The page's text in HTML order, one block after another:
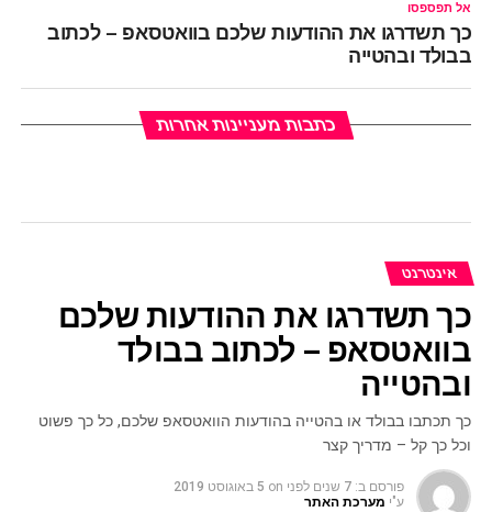
אל תפספסו
כך תשדרגו את ההודעות שלכם בוואטסאפ – לכתוב
בבולד ובהטייה
כתבות מעניינות אחרות
אינטרנט
כך תשדרגו את ההודעות שלכם
בוואטסאפ – לכתוב בבולד
ובהטייה
כך תכתבו בבולד או בהטייה בהודעות הוואטסאפ שלכם, כל כך פשוט
וכל כך קל – מדריך קצר
פורסם ב: 7 שנים לפני on 5 באוגוסט 2019
ע"י מערכת האתר